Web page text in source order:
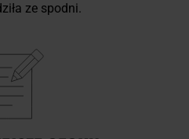
ze spodni.